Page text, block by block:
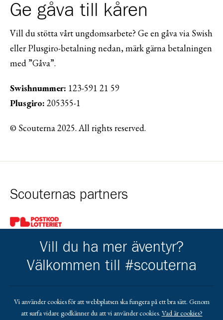
Ge gåva till kåren
Vill du stötta vårt ungdomsarbete? Ge en gåva via Swish
eller Plusgiro-betalning nedan, märk gärna betalningen
med ”Gåva”.
Swishnummer: 123-591 21 59
Plusgiro: 205355-1
© Scouterna 2025. All rights reserved.
Scouternas partners
Gå till pl_50
Kårens partners
Vill du ha mer äventyr?
Välkommen till #scouterna
Vi använder cookies för att webbplatsen ska fungera på ett bra sätt. Genom
att surfa vidare godkänner du att vi använder cookies. Vad är cookies?